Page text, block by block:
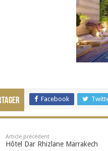
Facebook
Article précédent
Hôtel Dar Rhizlane Marrakech